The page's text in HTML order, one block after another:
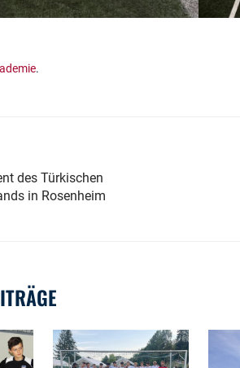
.
des Türkischen
in Rosenheim